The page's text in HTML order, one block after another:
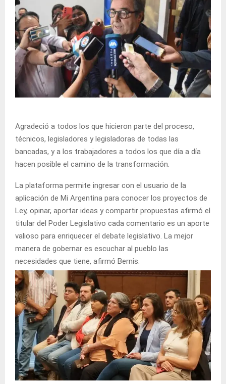
Agradeció a todos los que hicieron parte del proceso,
técnicos, legisladores y legisladoras de todas las
bancadas, y a los trabajadores a todos los que día a día
hacen posible el camino de la transformación.
La plataforma permite ingresar con el usuario de la
aplicación de Mi Argentina para conocer los proyectos de
Ley, opinar, aportar ideas y compartir propuestas afirmó el
titular del Poder Legislativo cada comentario es un aporte
valioso para enriquecer el debate legislativo. La mejor
manera de gobernar es escuchar al pueblo las
necesidades que tiene, afirmó Bernis.